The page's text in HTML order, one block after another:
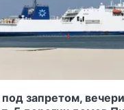
под запретом,